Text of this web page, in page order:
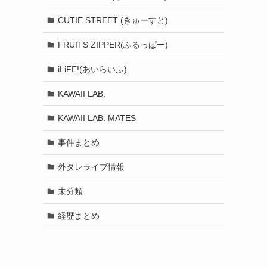
CUTIE STREET (きゅーすと)
FRUITS ZIPPER(ふるっぱー)
iLiFE!(あいらいふ)
KAWAII LAB.
KAWAII LAB. MATES
事件まとめ
外タレライブ情報
未分類
経歴まとめ